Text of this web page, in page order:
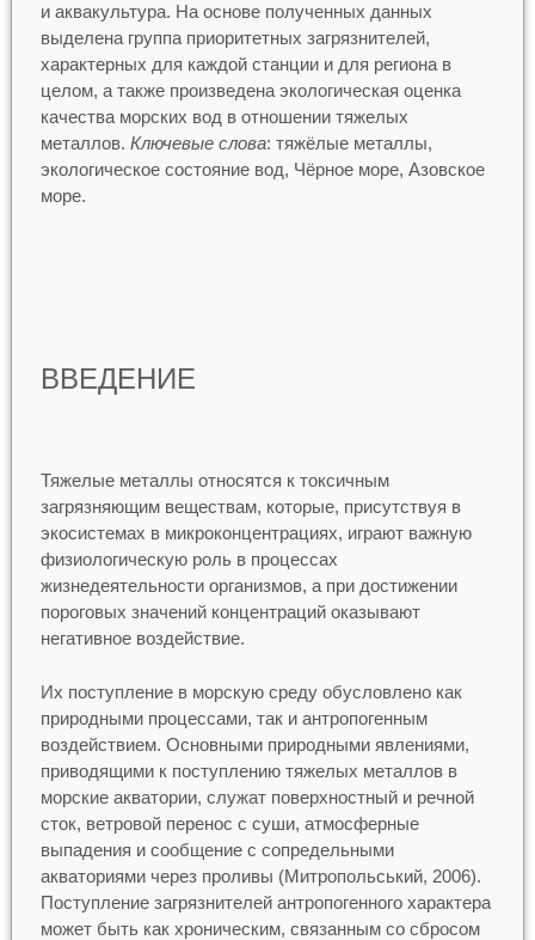
и аквакультура. На основе полученных данных
выделена группа приоритетных загрязнителей,
характерных для каждой станции и для региона в
целом, а также произведена экологическая оценка
качества морских вод в отношении тяжелых
металлов. Ключевые слова: тяжёлые металлы,
экологическое состояние вод, Чёрное море, Азовское
море.
ВВЕДЕНИЕ
Тяжелые металлы относятся к токсичным
загрязняющим веществам, которые, присутствуя в
экосистемах в микроконцентрациях, играют важную
физиологическую роль в процессах
жизнедеятельности организмов, а при достижении
пороговых значений концентраций оказывают
негативное воздействие.
Их поступление в морскую среду обусловлено как
природными процессами, так и антропогенным
воздействием. Основными природными явлениями,
приводящими к поступлению тяжелых металлов в
морские акватории, служат поверхностный и речной
сток, ветровой перенос с суши, атмосферные
выпадения и сообщение с сопредельными
акваториями через проливы (Митропольський, 2006).
Поступление загрязнителей антропогенного характера
может быть как хроническим, связанным со сбросом